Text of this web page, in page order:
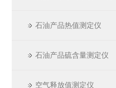
石油产品热值测定仪
石油产品硫含量测定仪
空气释放值测定仪